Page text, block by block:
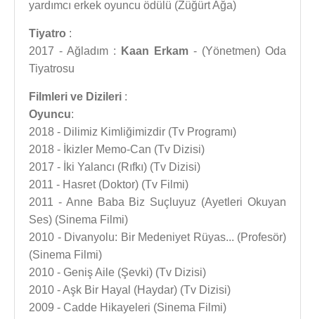
yardımcı erkek oyuncu ödülü (Züğürt Ağa)
Tiyatro :
2017 - Ağladım :
Kaan Erkam - (Yönetmen) Oda
Tiyatrosu
Filmleri ve Dizileri :
Oyuncu:
2018 - Dilimiz Kimliğimizdir (Tv Programı)
2018 - İkizler Memo-Can (Tv Dizisi)
2017 - İki Yalancı (Rıfkı) (Tv Dizisi)
2011 - Hasret (Doktor) (Tv Filmi)
2011 - Anne Baba Biz Suçluyuz (Ayetleri Okuyan
Ses) (Sinema Filmi)
2010 - Divanyolu: Bir Medeniyet Rüyas... (Profesör)
(Sinema Filmi)
2010 - Geniş Aile (Şevki) (Tv Dizisi)
2010 - Aşk Bir Hayal (Haydar) (Tv Dizisi)
2009 - Cadde Hikayeleri (Sinema Filmi)